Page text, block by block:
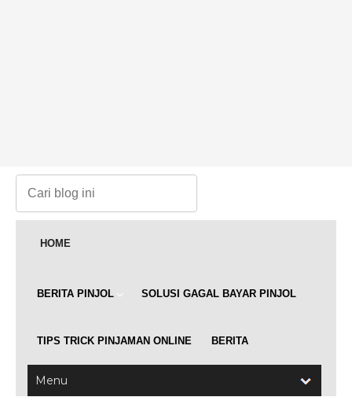
HOME
BERITA PINJOL SOLUSI GAGAL BAYAR PINJOL
TIPS TRICK PINJAMAN ONLINE BERITA